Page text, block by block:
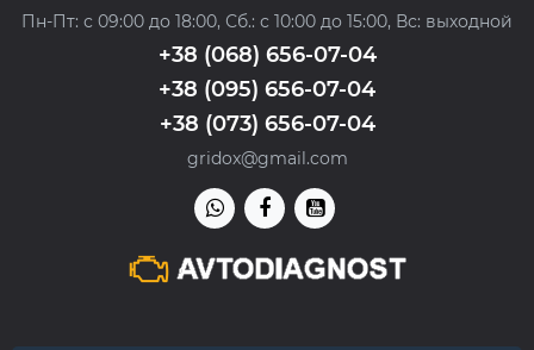
Пн-Пт: с 09:00 до 18:00, Сб.: с 10:00 до 15:00, Вс: выходной
+38 (068) 656-07-04
+38 (095) 656-07-04
+38 (073) 656-07-04
gridox@gmail.com